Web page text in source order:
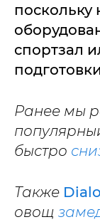
поскольку
спортзал
Ранее мы
быстро
Также
овощ